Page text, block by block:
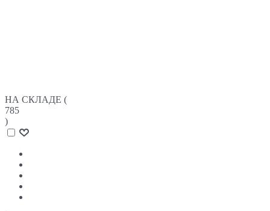
НА СКЛАДЕ (
785
)